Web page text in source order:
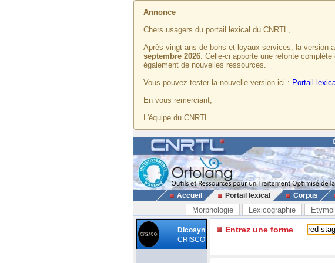
Annonce
Chers usagers du portail lexical du CNRTL,
Après vingt ans de bons et loyaux services, la version
septembre 2026. Celle-ci apporte une refonte
également de nouvelles ressources.
Vous pouvez tester la nouvelle version ici : Portail
En vous remerciant,
L'équipe du CNRTL
Accueil Portail lexical Corpus
Morphologie Lexicographie
Dicosyn
CRISCO
Entrez une forme